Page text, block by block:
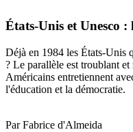
États-Unis et Unesco
Déjà en 1984 les États-Unis
? Le parallèle est troublant
Américains entretiennent
l'éducation et la démocratie.
Par Fabrice d'Almeida